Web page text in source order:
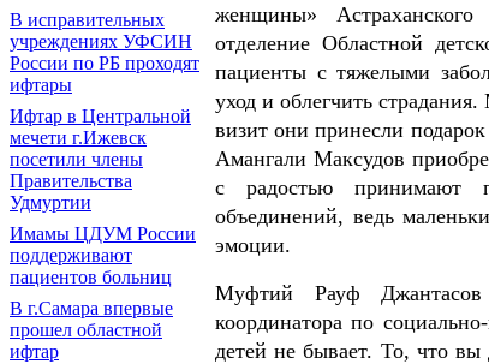
В исправительных
учреждениях УФСИН
России по РБ проходят
ифтары
Ифтар в Центральной
мечети г.Ижевск
посетили члены
Правительства
Удмуртии
Имамы ЦДУМ России
поддерживают
пациентов больниц
В г.Самара впервые
прошел областной
ифтар
женщины»
отделение Областной
пациенты с тяжелыми
уход и облегчить
визит они принесли
Амангали Максудов
с радостью принимают
объединений, ведь
эмоции.
Муфтий Рауф Джантасов
координатора по
детей не бывает. То, что